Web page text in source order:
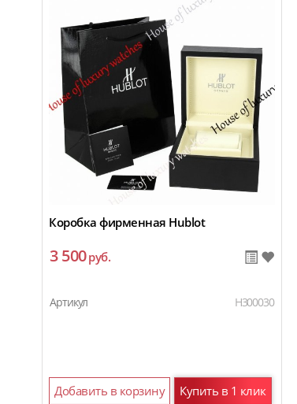
Коробка фирменная Hublot
3 500руб.
Артикул H300030
Добавить в корзину Купить в 1 клик